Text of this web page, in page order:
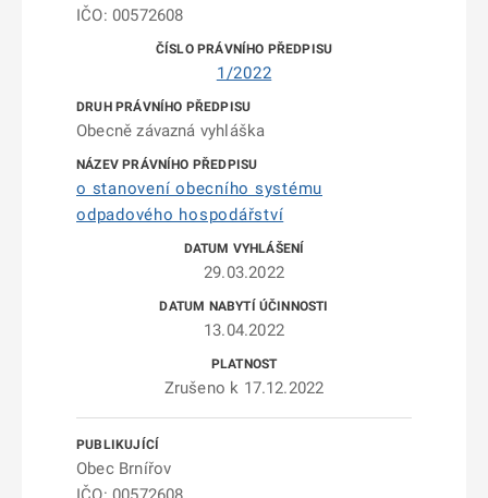
IČO: 00572608
1/2022
Obecně závazná vyhláška
o stanovení obecního systému
odpadového hospodářství
29.03.2022
13.04.2022
Zrušeno k 17.12.2022
Obec Brnířov